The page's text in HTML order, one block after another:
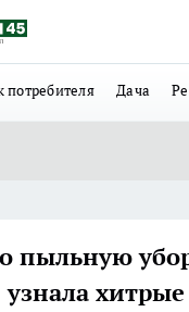
потребителя Дача
пыльную